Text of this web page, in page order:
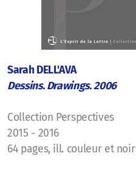
Sarah DELL'AVA
Dessins. Drawings. 2006
Collection Perspectives
2015 - 2016
64 pages, ill. couleur et noir